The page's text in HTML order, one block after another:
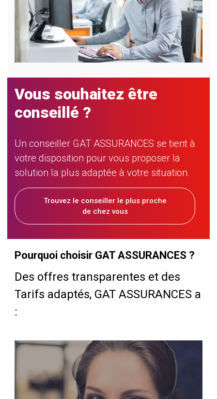
Vous souhaitez être
conseillé ?
Un conseiller GAT ASSURANCES se tient à
votre disposition pour vous proposer la
solution la plus adaptée à votre situation.
Trouvez le conseiller le plus proche
de chez vous
Pourquoi choisir GAT ASSURANCES ?
Des offres transparentes et des
Tarifs adaptés, GAT ASSURANCES a
: